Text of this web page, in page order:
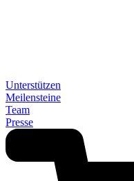
Unterstützen
Meilensteine
Team
Presse